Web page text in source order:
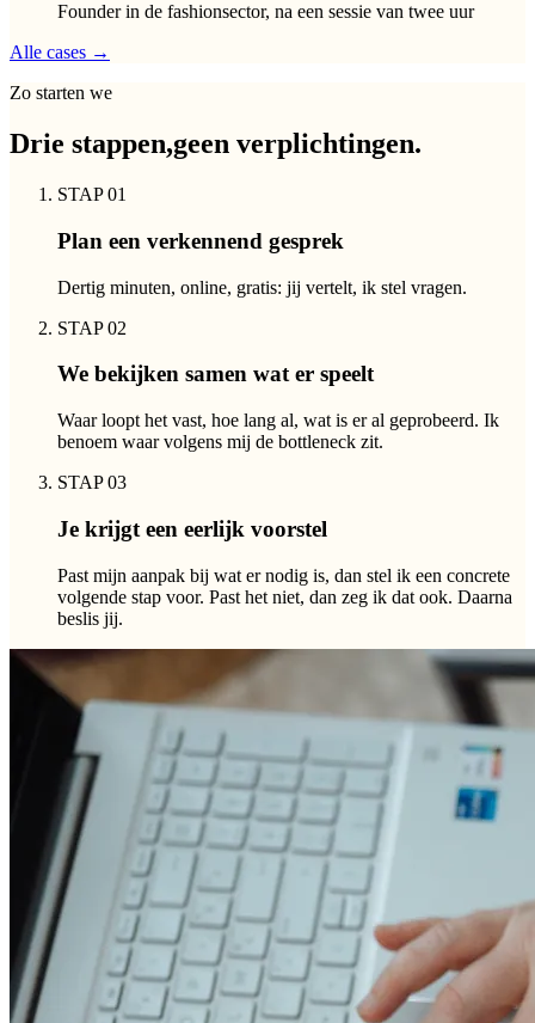
Founder in de fashionsector, na een sessie van twee uur
Alle cases →
Zo starten we
Drie stappen,geen verplichtingen.
STAP 01
Plan een verkennend gesprek
Dertig minuten, online, gratis: jij vertelt, ik stel vragen.
STAP 02
We bekijken samen wat er speelt
Waar loopt het vast, hoe lang al, wat is er al geprobeerd. Ik
benoem waar volgens mij de bottleneck zit.
STAP 03
Je krijgt een eerlijk voorstel
Past mijn aanpak bij wat er nodig is, dan stel ik een concrete
volgende stap voor. Past het niet, dan zeg ik dat ook. Daarna
beslis jij.